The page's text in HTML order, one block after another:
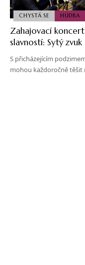
CHYSTÁ SE HUDBA
Zahajovací
slavností: Sytý
S přicházejícím
mohou každoročně